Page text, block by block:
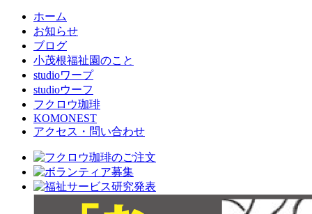
ホーム
お知らせ
ブログ
小茂根福祉園のこと
studioワープ
studioウーフ
フクロウ珈琲
KOMONEST
アクセス・問い合わせ